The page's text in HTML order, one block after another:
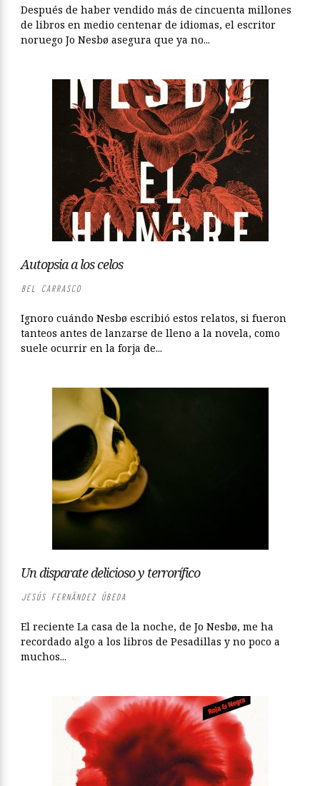
Después de haber vendido más de cincuenta millones
de libros en medio centenar de idiomas, el escritor
noruego Jo Nesbø asegura que ya no...
Autopsia a los celos
BEL CARRASCO
Ignoro cuándo Nesbø escribió estos relatos, si fueron
tanteos antes de lanzarse de lleno a la novela, como
suele ocurrir en la forja de...
Un disparate delicioso y terrorífico
JESÚS FERNÁNDEZ ÚBEDA
El reciente La casa de la noche, de Jo Nesbø, me ha
recordado algo a los libros de Pesadillas y no poco a
muchos...